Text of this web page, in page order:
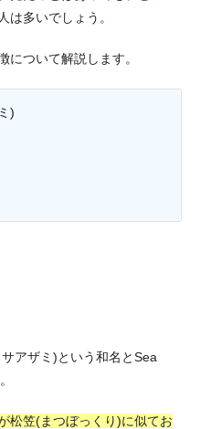
は多いでしょう。
について解説します。
)
アザミ)という和名とSea
松笠(まつぼっくり)に似てお